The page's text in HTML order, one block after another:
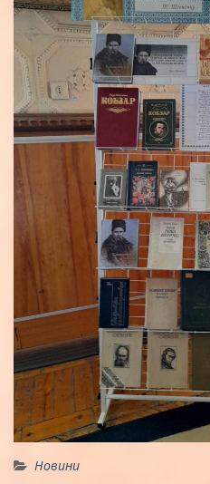
Новини